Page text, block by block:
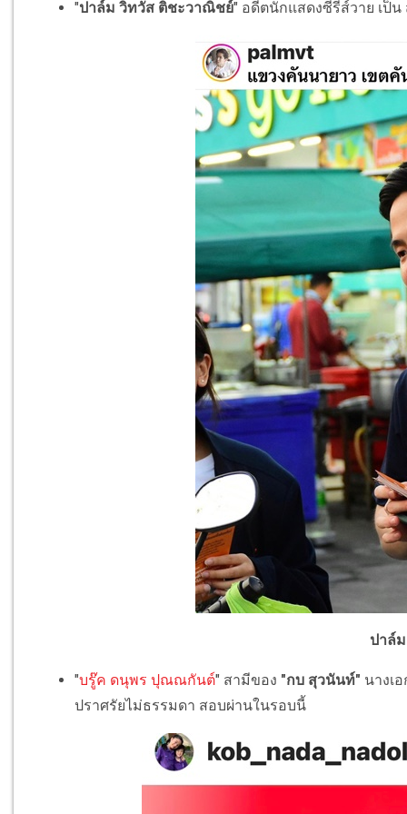
"ปาล์ม วิทวัส ติชะวาณิชย์" อดีตนักแสดงซีรีส์วาย เป็
ปาล์
"บรู๊ค ดนุพร ปุณณกันต์" สามีของ "กบ สุวนันท์" นางเ
ปราศรัยไม่ธรรมดา สอบผ่านในรอบนี้